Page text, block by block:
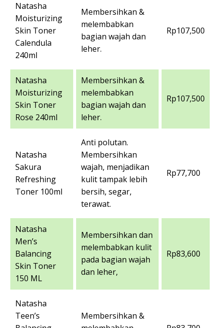
Natasha
Moisturizing
Skin Toner
Calendula
240ml
Membersihkan &
melembabkan
bagian wajah dan
leher.
Rp107,500
Natasha
Moisturizing
Skin Toner
Rose 240ml
Membersihkan &
melembabkan
bagian wajah dan
leher.
Rp107,500
Natasha
Sakura
Refreshing
Toner 100ml
Anti polutan.
Membersihkan
wajah, menjadikan
kulit tampak lebih
bersih, segar,
terawat.
Rp77,700
Natasha
Men’s
Balancing
Skin Toner
150 ML
Membersihkan dan
melembabkan kulit
pada bagian wajah
dan leher,
Rp83,600
Natasha
Teen’s
Membersihkan &